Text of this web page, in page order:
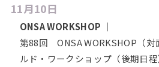
11月10日
ONSA WORKSHOP ｜
第88回 ONSA WORKSHOP（対
ルド・ワークショップ（後期日